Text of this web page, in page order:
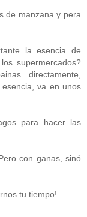
de manzana y pera
la esencia de
supermercados?
directamente,
va en unos
para hacer las
con ganas, sinó
tu tiempo!